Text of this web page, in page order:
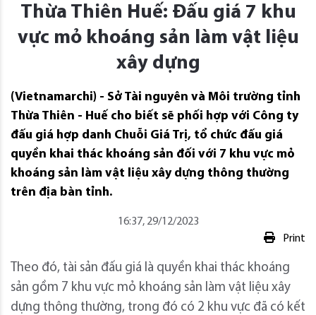
Thừa Thiên Huế: Đấu giá 7 khu
vực mỏ khoáng sản làm vật liệu
xây dựng
(Vietnamarchi) - Sở Tài nguyên và Môi trường tỉnh
Thừa Thiên - Huế cho biết sẽ phối hợp với Công ty
đấu giá hợp danh Chuỗi Giá Trị, tổ chức đấu giá
quyền khai thác khoáng sản đối với 7 khu vực mỏ
khoáng sản làm vật liệu xây dựng thông thường
trên địa bàn tỉnh.
16:37, 29/12/2023
Print
Theo đó, tài sản đấu giá là quyền khai thác khoáng
sản gồm 7 khu vực mỏ khoáng sản làm vật liệu xây
dựng thông thường, trong đó có 2 khu vực đã có kết